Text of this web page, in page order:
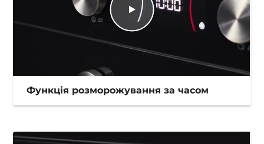
Функція розморожування за часом